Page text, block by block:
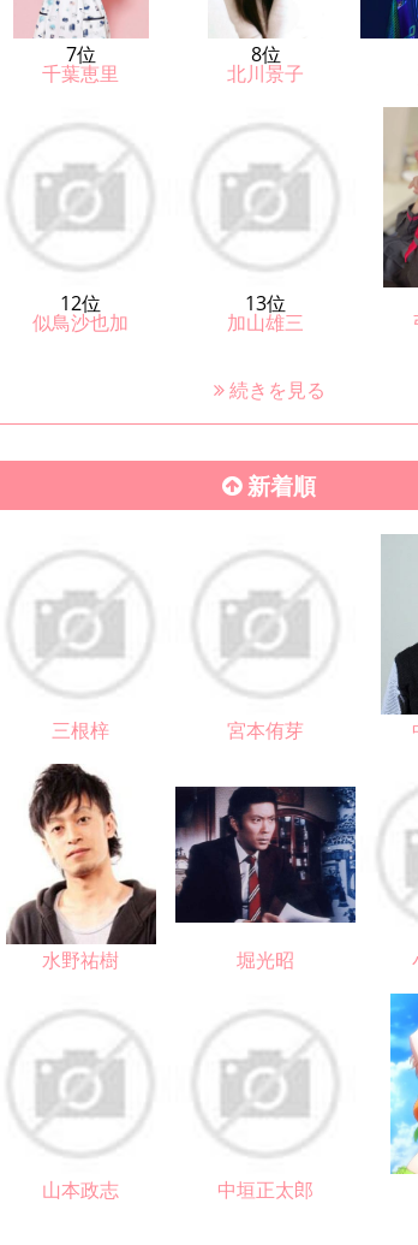
7位
千葉恵里
8位
北川景子
12位
似鳥沙也加
13位
加山雄三
続きを見る
新着順
三根梓 宮本侑芽
水野祐樹 堀光昭
山本政志 中垣正太郎